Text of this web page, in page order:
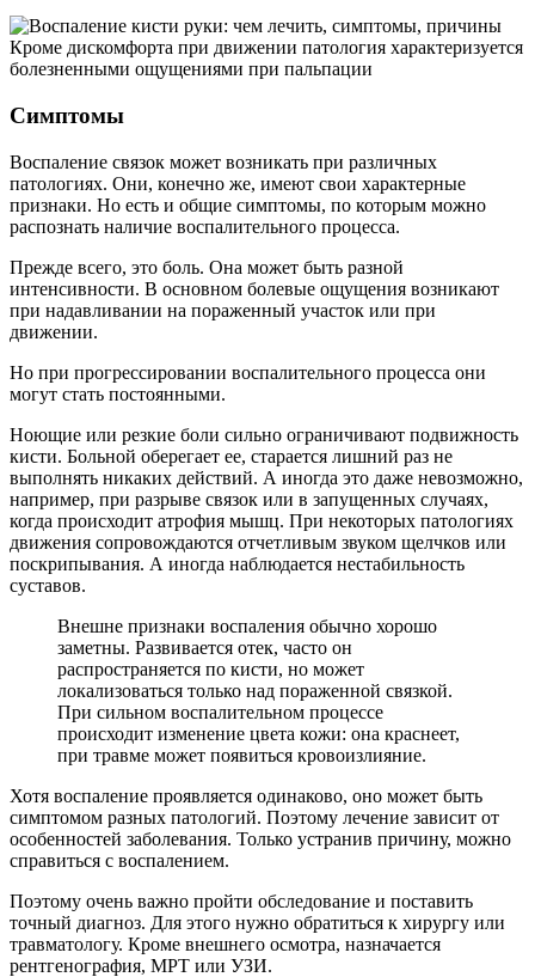
Кроме дискомфорта при движении патология характеризуется
болезненными ощущениями при пальпации
Симптомы
Воспаление связок может возникать при различных
патологиях. Они, конечно же, имеют свои характерные
признаки. Но есть и общие симптомы, по которым можно
распознать наличие воспалительного процесса.
Прежде всего, это боль. Она может быть разной
интенсивности. В основном болевые ощущения возникают
при надавливании на пораженный участок или при
движении.
Но при прогрессировании воспалительного процесса они
могут стать постоянными.
Ноющие или резкие боли сильно ограничивают подвижность
кисти. Больной оберегает ее, старается лишний раз не
выполнять никаких действий. А иногда это даже невозможно,
например, при разрыве связок или в запущенных случаях,
когда происходит атрофия мышц. При некоторых патологиях
движения сопровождаются отчетливым звуком щелчков или
поскрипывания. А иногда наблюдается нестабильность
суставов.
Внешне признаки воспаления обычно хорошо
заметны. Развивается отек, часто он
распространяется по кисти, но может
локализоваться только над пораженной связкой.
При сильном воспалительном процессе
происходит изменение цвета кожи: она краснеет,
при травме может появиться кровоизлияние.
Хотя воспаление проявляется одинаково, оно может быть
симптомом разных патологий. Поэтому лечение зависит от
особенностей заболевания. Только устранив причину, можно
справиться с воспалением.
Поэтому очень важно пройти обследование и поставить
точный диагноз. Для этого нужно обратиться к хирургу или
травматологу. Кроме внешнего осмотра, назначается
рентгенография, МРТ или УЗИ.